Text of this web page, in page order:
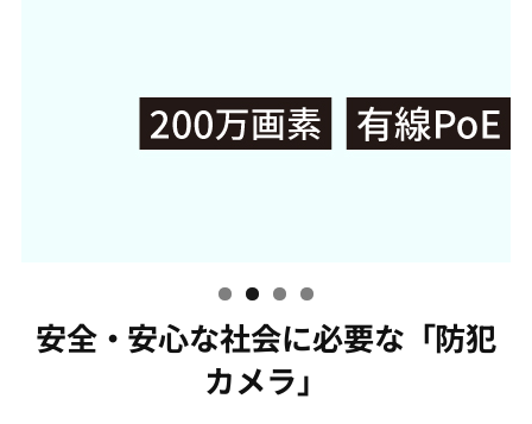
安全・安心な社会に必要な「防犯
カメラ」